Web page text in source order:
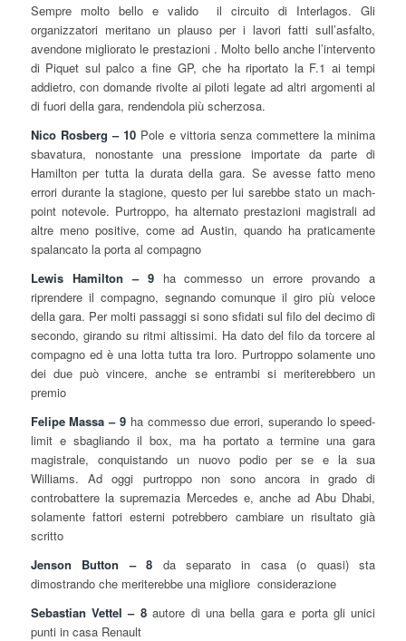
Sempre molto bello e valido il circuito di Interlagos. Gli
organizzatori meritano un plauso per i lavori fatti sull’asfalto,
avendone migliorato le prestazioni . Molto bello anche l’intervento
di Piquet sul palco a fine GP, che ha riportato la F.1 ai tempi
addietro, con domande rivolte ai piloti legate ad altri argomenti al
di fuori della gara, rendendola più scherzosa.
Nico Rosberg – 10 Pole e vittoria senza commettere la minima
sbavatura, nonostante una pressione importate da parte di
Hamilton per tutta la durata della gara. Se avesse fatto meno
errori durante la stagione, questo per lui sarebbe stato un mach-
point notevole. Purtroppo, ha alternato prestazioni magistrali ad
altre meno positive, come ad Austin, quando ha praticamente
spalancato la porta al compagno
Lewis Hamilton – 9ha commesso un errore provando a
riprendere il compagno, segnando comunque il giro più veloce
della gara. Per molti passaggi si sono sfidati sul filo del decimo di
secondo, girando su ritmi altissimi. Ha dato del filo da torcere al
compagno ed è una lotta tutta tra loro. Purtroppo solamente uno
dei due può vincere, anche se entrambi si meriterebbero un
premio
Felipe Massa – 9 ha commesso due errori, superando lo speed-
limit e sbagliando il box, ma ha portato a termine una gara
magistrale, conquistando un nuovo podio per se e la sua
Williams. Ad oggi purtroppo non sono ancora in grado di
controbattere la supremazia Mercedes e, anche ad Abu Dhabi,
solamente fattori esterni potrebbero cambiare un risultato già
scritto
Jenson Button – 8 da separato in casa (o quasi) sta
dimostrando che meriterebbe una migliore considerazione
Sebastian Vettel – 8autore di una bella gara e porta gli unici
punti in casa Renault